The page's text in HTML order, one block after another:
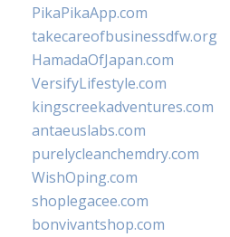
PikaPikaApp.com
takecareofbusinessdfw.org
HamadaOfJapan.com
VersifyLifestyle.com
kingscreekadventures.com
antaeuslabs.com
purelycleanchemdry.com
WishOping.com
shoplegacee.com
bonvivantshop.com